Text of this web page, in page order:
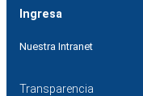
Ingresa
Nuestra Intranet
Transparencia